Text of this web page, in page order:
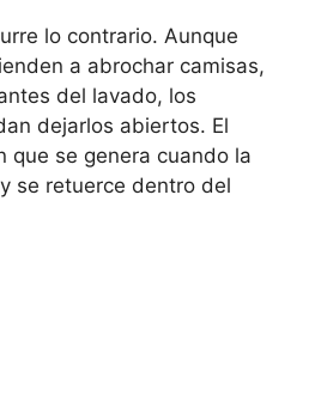
lo contrario. Aunque
a abrochar camisas,
del lavado, los
dejarlos abiertos. El
que se genera cuando la
se retuerce dentro del